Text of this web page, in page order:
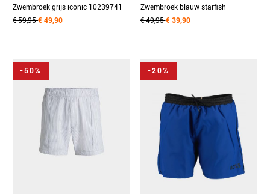
Zwembroek grijs iconic 10239741
01 50528291/011
€ 59,95€ 49,90
Zwembroek blauw starfish
10254886 01 50505473/413
€ 49,95€ 39,90
-50% -20%